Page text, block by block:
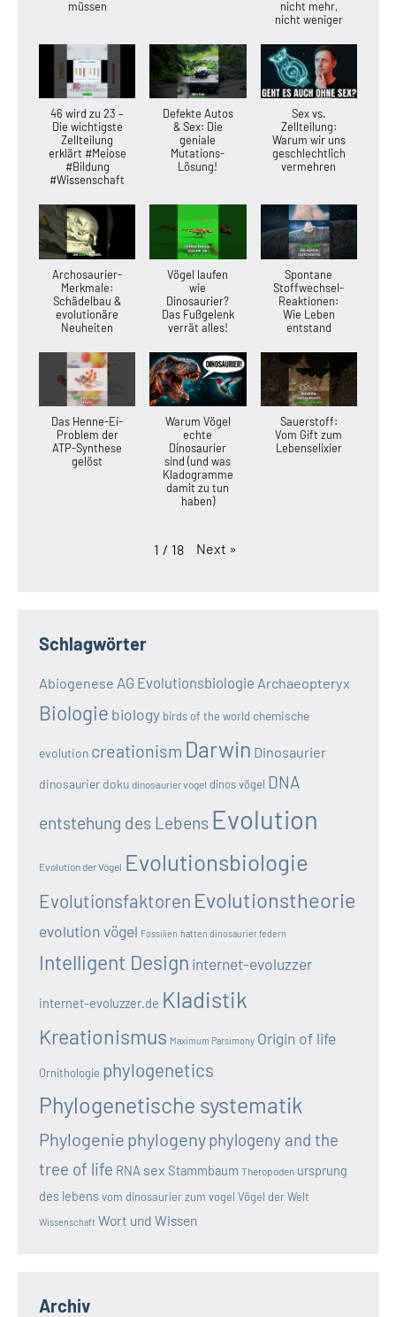
müssen
nicht mehr,
nicht weniger
46 wird zu 23 –
Die wichtigste
Zellteilung
erklärt #Meiose
#Bildung
#Wissenschaft
Defekte Autos
& Sex: Die
geniale
Mutations-
Lösung!
Sex vs.
Zellteilung:
Warum wir uns
geschlechtlich
vermehren
Archosaurier-
Merkmale:
Schädelbau &
evolutionäre
Neuheiten
Vögel laufen
wie
Dinosaurier?
Das Fußgelenk
verrät alles!
Spontane
Stoffwechsel-
Reaktionen:
Wie Leben
entstand
Das Henne-Ei-
Problem der
ATP-Synthese
gelöst
Warum Vögel
echte
Dinosaurier
sind (und was
Kladogramme
damit zu tun
haben)
Sauerstoff:
Vom Gift zum
Lebenselixier
1 / 18 Next »
Schlagwörter
Abiogenese AG Evolutionsbiologie Archaeopteryx
Biologie biology birds of the world chemische
evolution creationism Darwin Dinosaurier
dinosaurier doku dinosaurier vogel dinos vögel DNA
entstehung des Lebens Evolution
Evolution der Vögel Evolutionsbiologie
Evolutionsfaktoren Evolutionstheorie
evolution vögel Fossilien hatten dinosaurier federn
Intelligent Design internet-evoluzzer
internet-evoluzzer.de Kladistik
Kreationismus Maximum Parsimony Origin of life
Ornithologie phylogenetics
Phylogenetische systematik
Phylogenie phylogenyphylogeny and the
tree of life RNA sex Stammbaum Theropoden ursprung
des lebensvom dinosaurier zum vogel Vögel der Welt
Wissenschaft Wort und Wissen
Archiv